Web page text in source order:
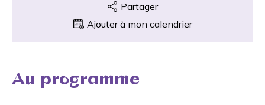
Partager
Ajouter à mon calendrier
Au programme